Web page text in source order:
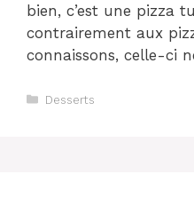
bien, c’est une pizza
contrairement aux
connaissons, celle-ci
Catégories
Desserts